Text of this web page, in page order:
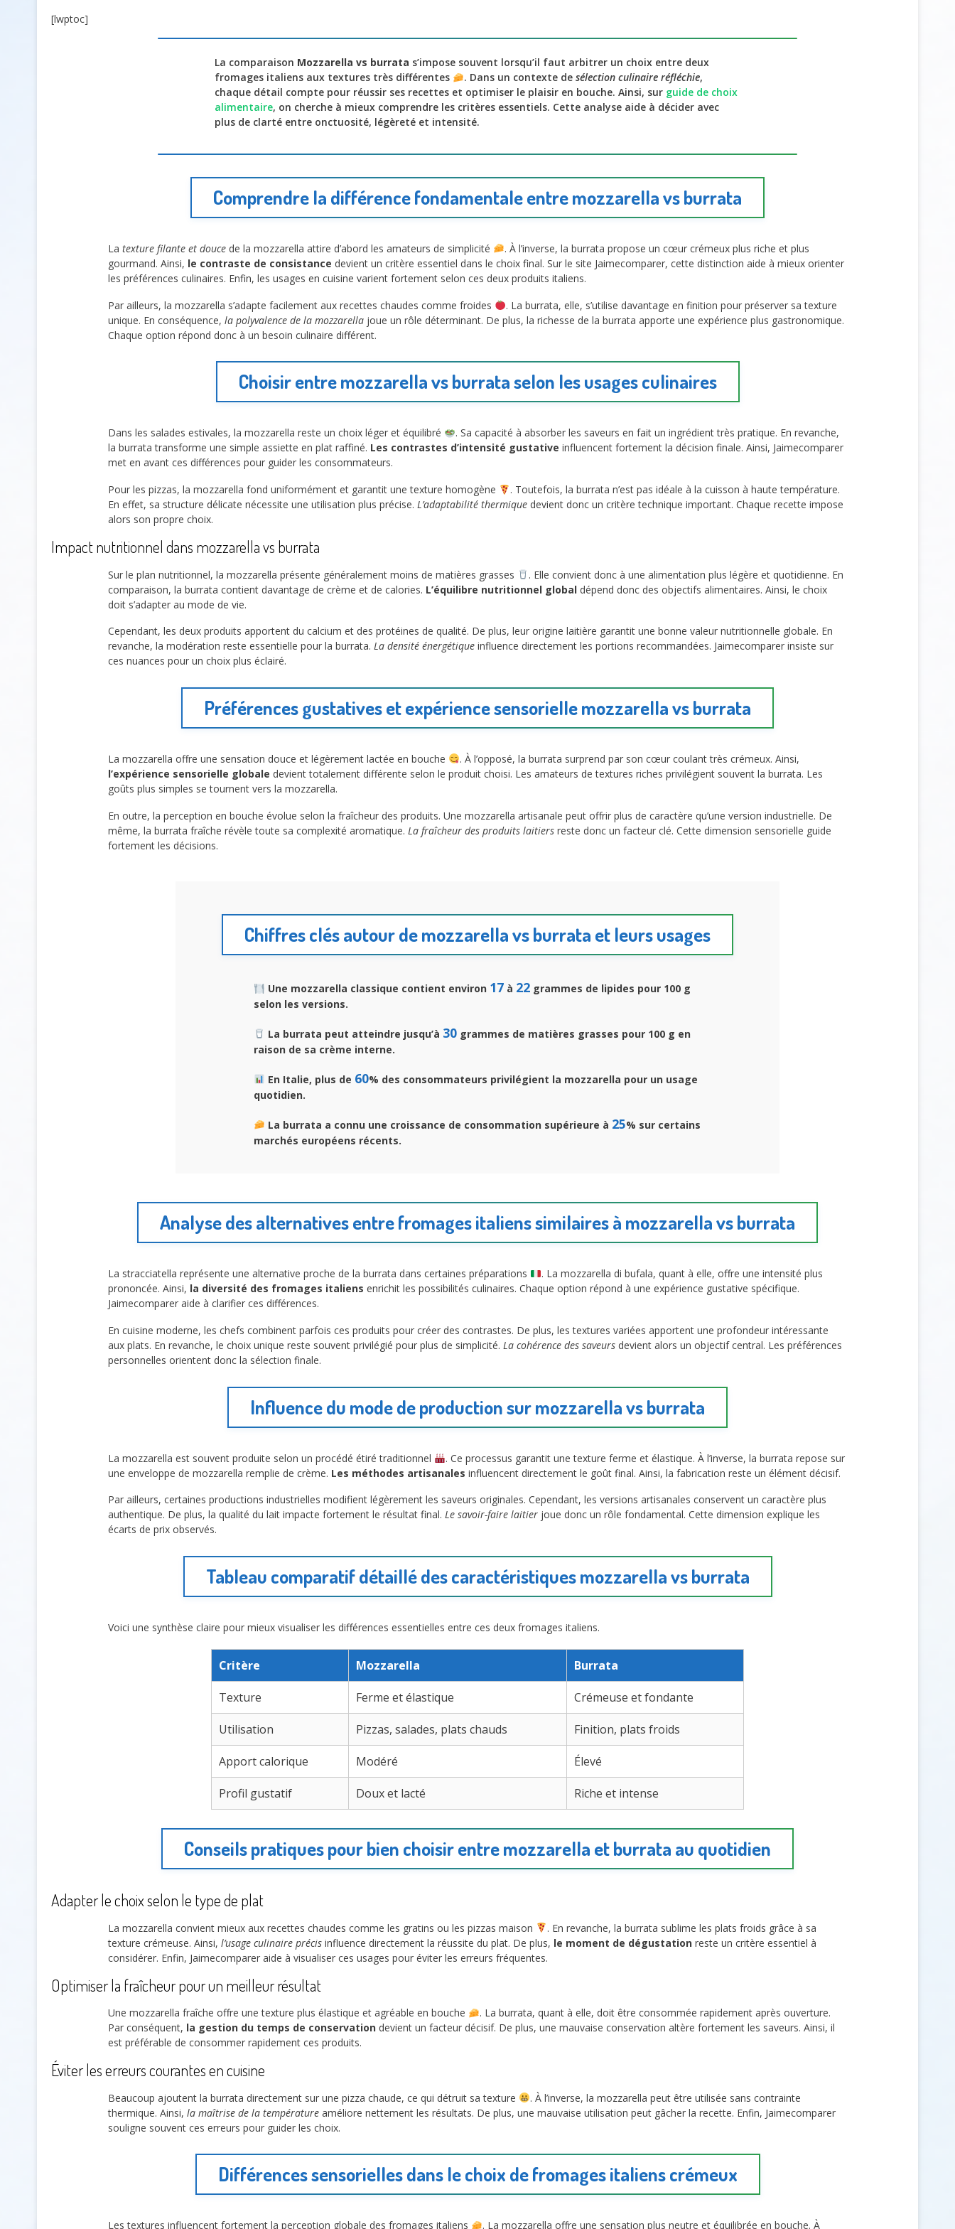
[lwptoc]
La comparaison Mozzarella vs burrata s’impose souvent lorsqu’il faut arbitrer un choix entre deux
fromages italiens aux textures très différentes
. Dans un contexte de sélection culinaire réfléchie,
chaque détail compte pour réussir ses recettes et optimiser le plaisir en bouche. Ainsi, sur guide de choix
alimentaire, on cherche à mieux comprendre les critères essentiels. Cette analyse aide à décider avec
plus de clarté entre onctuosité, légèreté et intensité.
Comprendre la différence fondamentale entre mozzarella vs burrata
La texture filante et douce de la mozzarella attire d’abord les amateurs de simplicité
. À l’inverse, la burrata propose un cœur crémeux plus riche et plus
gourmand. Ainsi, le contraste de consistance devient un critère essentiel dans le choix final. Sur le site Jaimecomparer, cette distinction aide à mieux orienter
les préférences culinaires. Enfin, les usages en cuisine varient fortement selon ces deux produits italiens.
Par ailleurs, la mozzarella s’adapte facilement aux recettes chaudes comme froides
. La burrata, elle, s’utilise davantage en finition pour préserver sa texture
unique. En conséquence, la polyvalence de la mozzarella joue un rôle déterminant. De plus, la richesse de la burrata apporte une expérience plus gastronomique.
Chaque option répond donc à un besoin culinaire différent.
Choisir entre mozzarella vs burrata selon les usages culinaires
Dans les salades estivales, la mozzarella reste un choix léger et équilibré
. Sa capacité à absorber les saveurs en fait un ingrédient très pratique. En revanche,
la burrata transforme une simple assiette en plat raffiné. Les contrastes d’intensité gustative influencent fortement la décision finale. Ainsi, Jaimecomparer
met en avant ces différences pour guider les consommateurs.
Pour les pizzas, la mozzarella fond uniformément et garantit une texture homogène
. Toutefois, la burrata n’est pas idéale à la cuisson à haute température.
En effet, sa structure délicate nécessite une utilisation plus précise. L’adaptabilité thermique devient donc un critère technique important. Chaque recette impose
alors son propre choix.
Impact nutritionnel dans mozzarella vs burrata
Sur le plan nutritionnel, la mozzarella présente généralement moins de matières grasses
. Elle convient donc à une alimentation plus légère et quotidienne. En
comparaison, la burrata contient davantage de crème et de calories. L’équilibre nutritionnel global dépend donc des objectifs alimentaires. Ainsi, le choix
doit s’adapter au mode de vie.
Cependant, les deux produits apportent du calcium et des protéines de qualité. De plus, leur origine laitière garantit une bonne valeur nutritionnelle globale. En
revanche, la modération reste essentielle pour la burrata. La densité énergétique influence directement les portions recommandées. Jaimecomparer insiste sur
ces nuances pour un choix plus éclairé.
Préférences gustatives et expérience sensorielle mozzarella vs burrata
La mozzarella offre une sensation douce et légèrement lactée en bouche
. À l’opposé, la burrata surprend par son cœur coulant très crémeux. Ainsi,
l’expérience sensorielle globale devient totalement différente selon le produit choisi. Les amateurs de textures riches privilégient souvent la burrata. Les
goûts plus simples se tournent vers la mozzarella.
En outre, la perception en bouche évolue selon la fraîcheur des produits. Une mozzarella artisanale peut offrir plus de caractère qu’une version industrielle. De
même, la burrata fraîche révèle toute sa complexité aromatique. La fraîcheur des produits laitiers reste donc un facteur clé. Cette dimension sensorielle guide
fortement les décisions.
Chiffres clés autour de mozzarella vs burrata et leurs usages
Une mozzarella classique contient environ 17à 22grammes de lipides pour 100 g
selon les versions.
La burrata peut atteindre jusqu’à 30grammes de matières grasses pour 100 g en
raison de sa crème interne.
En Italie, plus de 60% des consommateurs privilégient la mozzarella pour un usage
quotidien.
La burrata a connu une croissance de consommation supérieure à 25% sur certains
marchés européens récents.
Analyse des alternatives entre fromages italiens similaires à mozzarella vs burrata
La stracciatella représente une alternative proche de la burrata dans certaines préparations
. La mozzarella di bufala, quant à elle, offre une intensité plus
prononcée. Ainsi, la diversité des fromages italiens enrichit les possibilités culinaires. Chaque option répond à une expérience gustative spécifique.
Jaimecomparer aide à clarifier ces différences.
En cuisine moderne, les chefs combinent parfois ces produits pour créer des contrastes. De plus, les textures variées apportent une profondeur intéressante
aux plats. En revanche, le choix unique reste souvent privilégié pour plus de simplicité. La cohérence des saveurs devient alors un objectif central. Les préférences
personnelles orientent donc la sélection finale.
Influence du mode de production sur mozzarella vs burrata
La mozzarella est souvent produite selon un procédé étiré traditionnel
. Ce processus garantit une texture ferme et élastique. À l’inverse, la burrata repose sur
une enveloppe de mozzarella remplie de crème. Les méthodes artisanales influencent directement le goût final. Ainsi, la fabrication reste un élément décisif.
Par ailleurs, certaines productions industrielles modifient légèrement les saveurs originales. Cependant, les versions artisanales conservent un caractère plus
authentique. De plus, la qualité du lait impacte fortement le résultat final. Le savoir-faire laitier joue donc un rôle fondamental. Cette dimension explique les
écarts de prix observés.
Tableau comparatif détaillé des caractéristiques mozzarella vs burrata
Voici une synthèse claire pour mieux visualiser les différences essentielles entre ces deux fromages italiens.
Critère Mozzarella Burrata
Texture Ferme et élastique Crémeuse et fondante
Utilisation Pizzas, salades, plats chauds Finition, plats froids
Apport calorique Modéré Élevé
Profil gustatif Doux et lacté Riche et intense
Conseils pratiques pour bien choisir entre mozzarella et burrata au quotidien
Adapter le choix selon le type de plat
La mozzarella convient mieux aux recettes chaudes comme les gratins ou les pizzas maison
. En revanche, la burrata sublime les plats froids grâce à sa
texture crémeuse. Ainsi, l’usage culinaire précis influence directement la réussite du plat. De plus, le moment de dégustation reste un critère essentiel à
considérer. Enfin, Jaimecomparer aide à visualiser ces usages pour éviter les erreurs fréquentes.
Optimiser la fraîcheur pour un meilleur résultat
Une mozzarella fraîche offre une texture plus élastique et agréable en bouche
. La burrata, quant à elle, doit être consommée rapidement après ouverture.
Par conséquent, la gestion du temps de conservation devient un facteur décisif. De plus, une mauvaise conservation altère fortement les saveurs. Ainsi, il
est préférable de consommer rapidement ces produits.
Éviter les erreurs courantes en cuisine
Beaucoup ajoutent la burrata directement sur une pizza chaude, ce qui détruit sa texture
. À l’inverse, la mozzarella peut être utilisée sans contrainte
thermique. Ainsi, la maîtrise de la température améliore nettement les résultats. De plus, une mauvaise utilisation peut gâcher la recette. Enfin, Jaimecomparer
souligne souvent ces erreurs pour guider les choix.
Différences sensorielles dans le choix de fromages italiens crémeux
Les textures influencent fortement la perception globale des fromages italiens . La mozzarella offre une sensation plus neutre et équilibrée en bouche. À